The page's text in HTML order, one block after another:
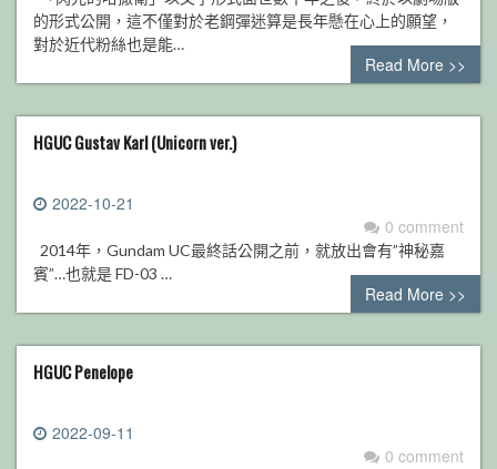
的形式公開，這不僅對於老鋼彈迷算是長年懸在心上的願望，
對於近代粉絲也是能…
Read More >>
HGUC Gustav Karl (Unicorn ver.)
2022-10-21
0 comment
2014年，Gundam UC最終話公開之前，就放出會有”神秘嘉
賓”…也就是 FD-03 …
Read More >>
HGUC Penelope
2022-09-11
0 comment